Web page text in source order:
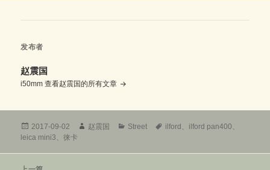
发布者
赵震国
i50mm查看赵震国的所有文章
发
布
2017-09-02
作
赵震国
分
Street
标
ilford ilford pan400
leica mini3
、徕卡